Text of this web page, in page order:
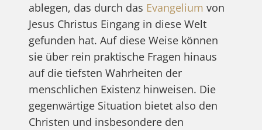
ablegen, das durch das Evangelium von
Jesus Christus Eingang in diese Welt
gefunden hat. Auf diese Weise können
sie über rein praktische Fragen hinaus
auf die tiefsten Wahrheiten der
menschlichen Existenz hinweisen. Die
gegenwärtige Situation bietet also den
Christen und insbesondere den